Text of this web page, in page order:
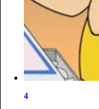
4